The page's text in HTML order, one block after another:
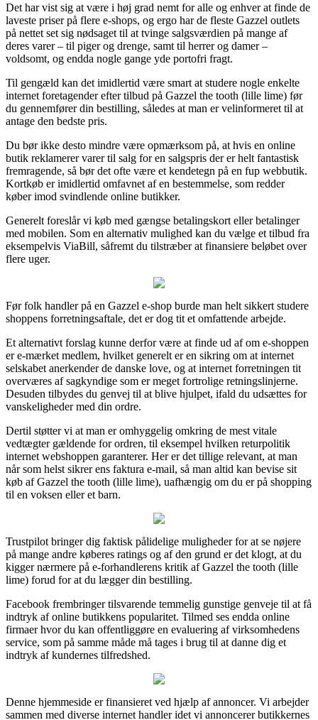
Det har vist sig at være i høj grad nemt for alle og enhver at finde de
laveste priser på flere e-shops, og ergo har de fleste Gazzel outlets
på nettet set sig nødsaget til at tvinge salgsværdien på mange af
deres varer – til piger og drenge, samt til herrer og damer –
voldsomt, og endda nogle gange yde portofri fragt.
Til gengæld kan det imidlertid være smart at studere nogle enkelte
internet foretagender efter tilbud på Gazzel the tooth (lille lime) før
du gennemfører din bestilling, således at man er velinformeret til at
antage den bedste pris.
Du bør ikke desto mindre være opmærksom på, at hvis en online
butik reklamerer varer til salg for en salgspris der er helt fantastisk
fremragende, så bør det ofte være et kendetegn på en fup webbutik.
Kortkøb er imidlertid omfavnet af en bestemmelse, som redder
køber imod svindlende online butikker.
Generelt foreslår vi køb med gængse betalingskort eller betalinger
med mobilen. Som en alternativ mulighed kan du vælge et tilbud fra
eksempelvis ViaBill, såfremt du tilstræber at finansiere beløbet over
flere uger.
Før folk handler på en Gazzel e-shop burde man helt sikkert studere
shoppens forretningsaftale, det er dog tit et omfattende arbejde.
Et alternativt forslag kunne derfor være at finde ud af om e-shoppen
er e-mærket medlem, hvilket generelt er en sikring om at internet
selskabet anerkender de danske love, og at internet forretningen tit
overværes af sagkyndige som er meget fortrolige retningslinjerne.
Desuden tilbydes du genvej til at blive hjulpet, ifald du udsættes for
vanskeligheder med din ordre.
Dertil støtter vi at man er omhyggelig omkring de mest vitale
vedtægter gældende for ordren, til eksempel hvilken returpolitik
internet webshoppen garanterer. Her er det tillige relevant, at man
når som helst sikrer ens faktura e-mail, så man altid kan bevise sit
køb af Gazzel the tooth (lille lime), uafhængig om du er på shopping
til en voksen eller et barn.
Trustpilot bringer dig faktisk pålidelige muligheder for at se nøjere
på mange andre køberes ratings og af den grund er det klogt, at du
kigger nærmere på e-forhandlerens kritik af Gazzel the tooth (lille
lime) forud for at du lægger din bestilling.
Facebook frembringer tilsvarende temmelig gunstige genveje til at få
indtryk af online butikkens popularitet. Tilmed ses endda online
firmaer hvor du kan offentliggøre en evaluering af virksomhedens
service, som på samme måde må tages i brug til at danne dig et
indtryk af kundernes tilfredshed.
Denne hjemmeside er finansieret ved hjælp af annoncer. Vi arbejder
sammen med diverse internet handler idet vi annoncerer butikkernes